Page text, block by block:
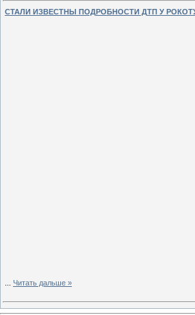
СТАЛИ ИЗВЕСТНЫ ПОДРОБНОСТИ ДТП У
Читать дальше »